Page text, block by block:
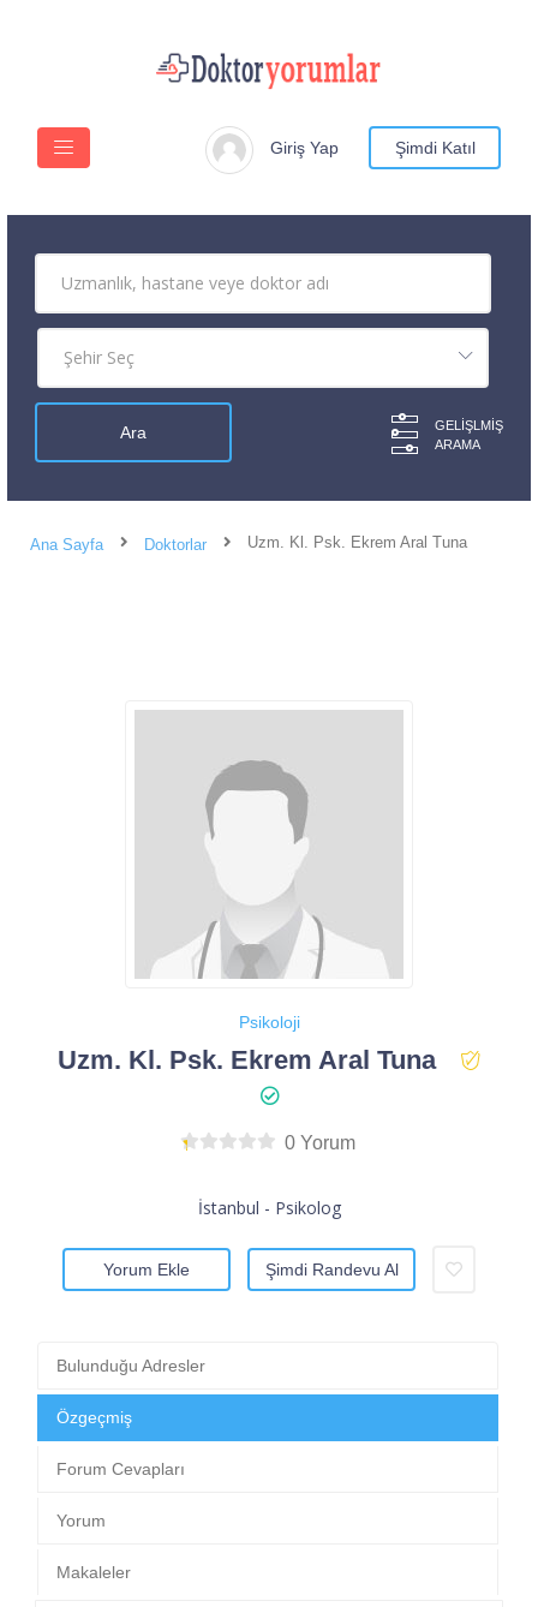
Giriş Yap Şimdi Katıl
GELIŞLMIŞ
ARAMA
Ana Sayfa Doktorlar Uzm. Kl. Psk. Ekrem Aral Tuna
Psikoloji
Uzm. Kl. Psk. Ekrem Aral Tuna
0 Yorum
İstanbul - Psikolog
Yorum Ekle Şimdi Randevu Al
Bulunduğu Adresler
Özgeçmiş
Forum Cevapları
Yorum
Makaleler